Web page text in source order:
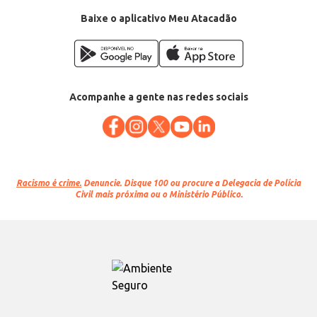
Baixe o aplicativo Meu Atacadão
Acompanhe a gente nas redes sociais
Racismo é crime. Denuncie. Disque 100 ou procure a Delegacia de Polícia
Civil mais próxima ou o Ministério Público.